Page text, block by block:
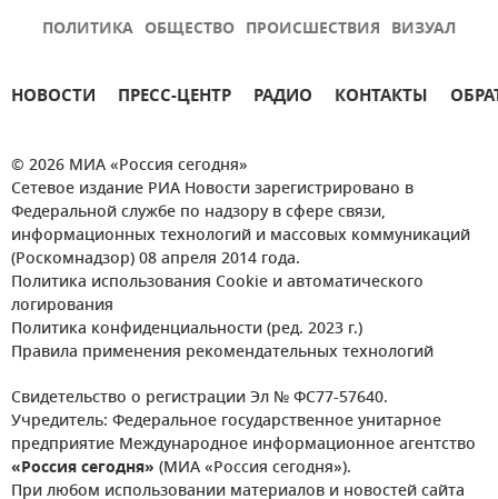
ПОЛИТИКА ОБЩЕСТВО ПРОИСШЕСТВИЯ ВИЗУАЛ
НОВОСТИ ПРЕСС-ЦЕНТР РАДИО КОНТАКТЫ
© 2026 МИА «Россия сегодня»
Сетевое издание РИА Новости зарегистрировано в
Федеральной службе по надзору в сфере связи,
информационных технологий и массовых коммуникаций
(Роскомнадзор) 08 апреля 2014 года.
Политика использования Cookie и автоматического
логирования
Политика конфиденциальности (ред. 2023 г.)
Правила применения рекомендательных технологий
Свидетельство о регистрации Эл № ФС77-57640.
Учредитель: Федеральное государственное унитарное
предприятие Международное информационное агентство
«Россия сегодня» (МИА «Россия сегодня»).
При любом использовании материалов и новостей сайта